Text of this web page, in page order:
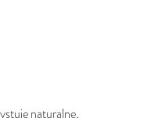
naturalne,